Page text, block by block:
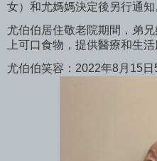
女）和尤媽媽決定後另行通知
尤伯伯居住敬老院期間，弟
上可口食物，提供醫療和生活
尤伯伯笑容： 2022年8月 15日